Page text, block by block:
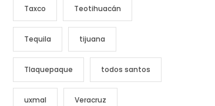
Taxco Teotihuacán
Tequila tijuana
Tlaquepaque todos santos
uxmal Veracruz